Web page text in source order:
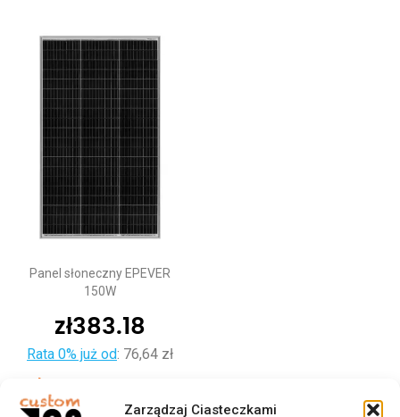
Zarządzaj Ciasteczkami
Panel słoneczny EPEVER
150W
zł383.18
Rata 0% już od: 76,64 zł